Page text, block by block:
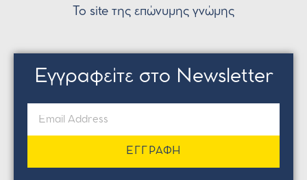
Το site της επώνυμης γνώμης
Εγγραφείτε στο Newsletter
ΕΓΓΡΑΦΗ